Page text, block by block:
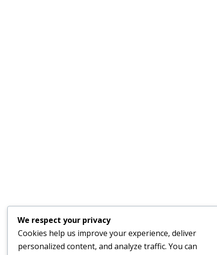
We respect your privacy
Cookies help us improve your experience, deliver
personalized content, and analyze traffic. You can